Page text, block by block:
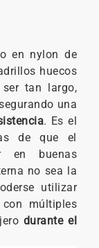
en nylon de
huecos
tan largo,
una
. Es el
de que el
en buenas
no sea la
utilizar
múltiples
durante el